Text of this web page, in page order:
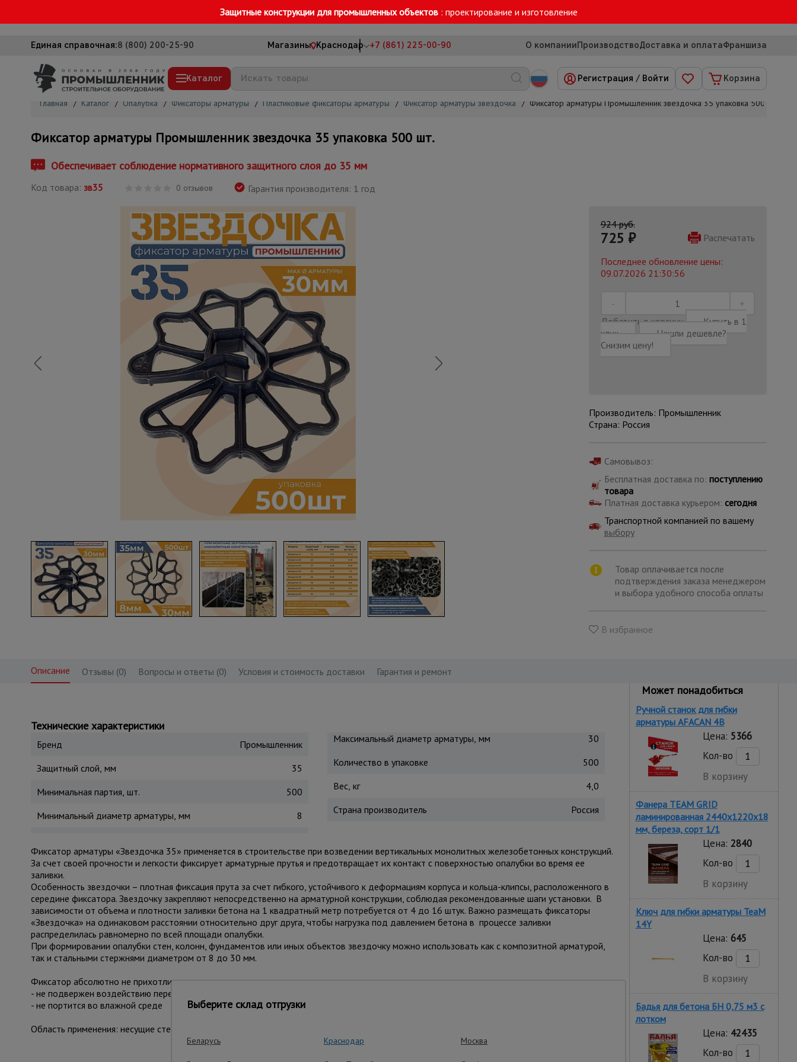
Защитные конструкции для промышленных объектов : проектирование и изготовление
Единая справочная:8 (800) 200-25-90 Магазины Краснодар +7 (861) 225-00-90 О компанииПроизводствоДоставка и оплатаФраншиза
Каталог
Вышки-туры
Подмости строительные
Грузоподъемное оборудование
Мусоропровод строительный
Фанера ламинированная
Опалубка
Вибротехника для строительства
Оборудование для работы с арматурой
Оборудование для бетонных работ
Техника для склада
Тачки строительные и садовые
Лестницы и стремянки
Штукатурные комплекты
Сварочные аппараты
Металл и металлообработка
всех
Регистрация / Войти Корзина
Главная / Каталог / Опалубка / Фиксаторы арматуры / Пластиковые фиксаторы арматуры / Фиксатор арматуры звездочка / Фиксатор арматуры Промышленник звездочка 35 упаковка 500 шт.
Фиксатор арматуры Промышленник звездочка 35 упаковка 500 шт.
Обеспечивает соблюдение нормативного защитного слоя до 35 мм
Код товара: зв35 0 отзывов Гарантия производителя: 1 год
924 руб.
725 ₽
Распечатать
Последнее обновление цены:
09.07.2026 21:30:56
Добавить в корзину
Купить в 1
клик
Нашли дешевле?
Снизим цену!
Производитель: Промышленник
Страна: Россия
Самовывоз:
Бесплатная доставка по: поступлению
товара
Платная доставка курьером: сегодня
Транспортной компанией по вашему
выбору
Товар оплачивается после
подтверждения заказа менеджером
и выбора удобного способа оплаты
В избранное
Описание Отзывы (0) Вопросы и ответы (0) Условия и стоимость доставки Гарантия и ремонт
Технические характеристики
Бренд
Промышленник
Защитный слой, мм
35
Минимальная партия, шт.
500
Минимальный диаметр арматуры, мм
8
Максимальный диаметр арматуры, мм
30
Количество в упаковке
500
Вес, кг
4,0
Страна производитель
Россия
Фиксатор арматуры «Звездочка 35» применяется в строительстве при возведении вертикальных монолитных железобетонных конструкций.
За счет своей прочности и легкости фиксирует арматурные прутья и предотвращает их контакт с поверхностью опалубки во время ее
заливки.
Особенность звездочки – плотная фиксация прута за счет гибкого, устойчивого к деформациям корпуса и кольца-клипсы, расположенного в
середине фиксатора. Звездочку закрепляют непосредственно на арматурной конструкции, соблюдая рекомендованные шаги установки. В
зависимости от объема и плотности заливки бетона на 1 квадратный метр потребуется от 4 до 16 штук. Важно размещать фиксаторы
«Звездочка» на одинаковом расстоянии относительно друг друга, чтобы нагрузка под давлением бетона в процессе заливки
распределилась равномерно по всей площади опалубки.
При формировании опалубки стен, колонн, фундаментов или иных объектов звездочку можно использовать как с композитной арматурой,
так и стальными стержнями диаметром от 8 до 30 мм.
Фиксатор абсолютно не прихотлив в хранении и эксплуатации:
- не подвержен воздействию перепада температур (может использовать при сверх низких или высоких температур)
- не портится во влажной среде
Область применения: несущие стены, колонны, пилоны, опоры мостов.
Может понадобиться
Ручной станок для гибки
арматуры AFACAN 4B
Цена: 5366
Кол-во
В корзину
Фанера TEAM GRID
ламинированная 2440х1220х18
мм, береза, сорт 1/1
Цена: 2840
Кол-во
В корзину
Ключ для гибки арматуры TeaM
14Y
Цена: 645
Кол-во
В корзину
Бадья для бетона БН 0,75 м3 с
лотком
Цена: 42435
Кол-во
Выберите склад отгрузки
Беларусь Краснодар Москва